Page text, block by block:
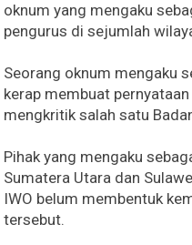
oknum yang mengaku
pengurus di sejumlah
Seorang oknum mengaku
kerap membuat
mengkritik salah satu
Pihak yang mengaku
Sumatera Utara dan
IWO belum membentuk
tersebut.